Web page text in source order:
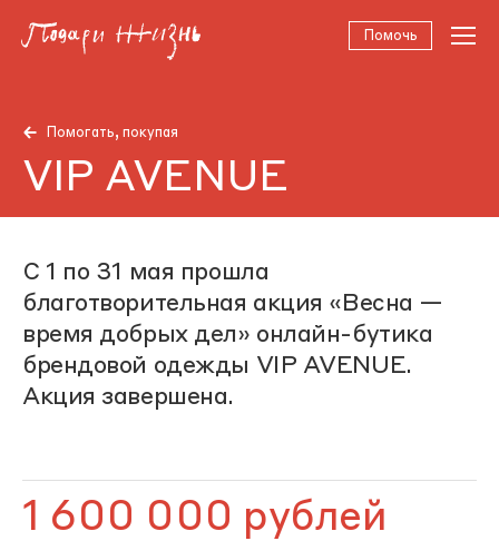
Помочь
Помогать, покупая
VIP AVENUE
С 1 по 31 мая прошла
благотворительная акция «Весна —
время добрых дел» онлайн-бутика
брендовой одежды VIP AVENUE.
Акция завершена.
1 600 000 рублей